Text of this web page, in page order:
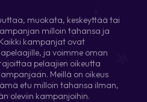
muokata, keskeyttää tai
milloin tahansa ja
kampanjat ovat
ja voimme oman
pelaajien oikeutta
Meillä on oikeus
etu milloin tahansa ilman,
oleviin kampanjoihin.